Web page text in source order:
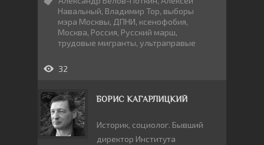
Навальный, Владимир Тор, выборы
мэра Москвы, ДПНИ, ксенофобия,
Москва, Россия, Русский марш,
трудовые мигранты, ультраправые
32
БОРИС КАГАРЛИЦКИЙ
Историк, социолог. Бывший
директор Института